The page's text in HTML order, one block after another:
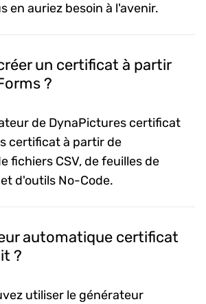
en auriez besoin à l'avenir.
un certificat à partir
?
de DynaPictures certificat
certificat à partir de
fichiers CSV, de feuilles de
d'outils No-Code.
automatique certificat
?
utiliser le générateur